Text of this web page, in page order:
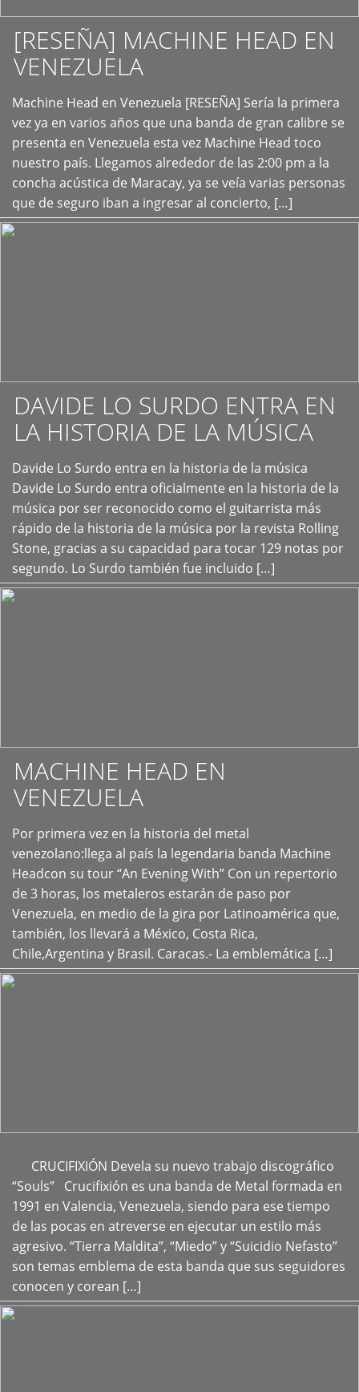
[RESEÑA] MACHINE HEAD EN
VENEZUELA
Machine Head en Venezuela [RESEÑA] Sería la primera
vez ya en varios años que una banda de gran calibre se
presenta en Venezuela esta vez Machine Head toco
nuestro país. Llegamos alrededor de las 2:00 pm a la
concha acústica de Maracay, ya se veía varias personas
que de seguro iban a ingresar al concierto, […]
+
DAVIDE LO SURDO ENTRA EN
LA HISTORIA DE LA MÚSICA
Davide Lo Surdo entra en la historia de la música
Davide Lo Surdo entra oficialmente en la historia de la
música por ser reconocido como el guitarrista más
rápido de la historia de la música por la revista Rolling
Stone, gracias a su capacidad para tocar 129 notas por
segundo. Lo Surdo también fue incluido […]
+
MACHINE HEAD EN
VENEZUELA
Por primera vez en la historia del metal
venezolano:llega al país la legendaria banda Machine
Headcon su tour “An Evening With” Con un repertorio
de 3 horas, los metaleros estarán de paso por
Venezuela, en medio de la gira por Latinoamérica que,
también, los llevará a México, Costa Rica,
Chile,Argentina y Brasil. Caracas.- La emblemática […]
+
CRUCIFIXIÓN Devela su nuevo trabajo discográfico
“Souls” Crucifixión es una banda de Metal formada en
1991 en Valencia, Venezuela, siendo para ese tiempo
de las pocas en atreverse en ejecutar un estilo más
agresivo. “Tierra Maldita”, “Miedo” y “Suicidio Nefasto”
son temas emblema de esta banda que sus seguidores
conocen y corean […]
+